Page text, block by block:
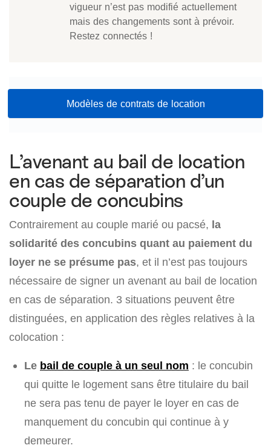
vigueur n’est pas modifié actuellement
mais des changements sont à prévoir.
Restez connectés !
Modèles de contrats de location
L’avenant au bail de location
en cas de séparation d’un
couple de concubins
Contrairement au couple marié ou pacsé, la
solidarité des concubins quant au paiement du
loyer ne se présume pas, et il n’est pas toujours
nécessaire de signer un avenant au bail de location
en cas de séparation. 3 situations peuvent être
distinguées, en application des règles relatives à la
colocation :
Le bail de couple à un seul nom : le concubin
qui quitte le logement sans être titulaire du bail
ne sera pas tenu de payer le loyer en cas de
manquement du concubin qui continue à y
demeurer.